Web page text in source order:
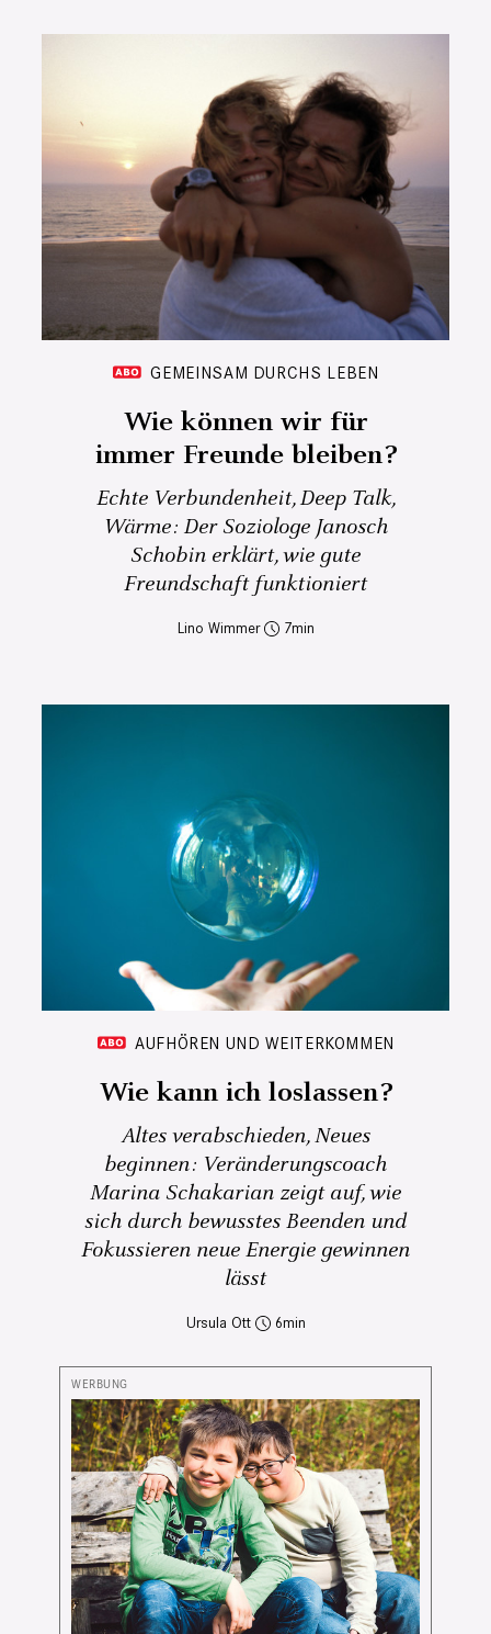
GEMEINSAM DURCHS LEBEN
Wie können wir für
immer Freunde bleiben?
Echte Verbundenheit, Deep Talk,
Wärme: Der Soziologe Janosch
Schobin erklärt, wie gute
Freundschaft funktioniert
Lino Wimmer 7
AUFHÖREN UND WEITERKOMMEN
Wie kann ich loslassen?
Altes verabschieden, Neues
beginnen: Veränderungscoach
Marina Schakarian zeigt auf, wie
sich durch bewusstes Beenden und
Fokussieren neue Energie gewinnen
lässt
Ursula Ott 6